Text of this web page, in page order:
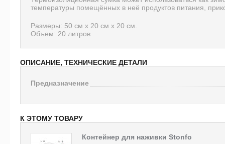
температуры помещённых в неё продуктов питания,
Размеры: 50 см х 20 см х 20 см.
Объем: 20 литров.
ОПИСАНИЕ, ТЕХНИЧЕСКИЕ ДЕТАЛИ
Предназначение
К ЭТОМУ ТОВАРУ
Контейнер для наживки Stonfo